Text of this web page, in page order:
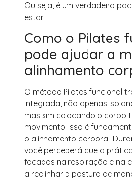
Ou seja, é um verdadeiro
estar!
Como o Pilates
pode ajudar a
alinhamento
O método Pilates funcional
integrada, não apenas
mas sim colocando o corpo
movimento. Isso é
o alinhamento corporal.
você perceberá que a
focados na respiração e na
a realinhar a postura de